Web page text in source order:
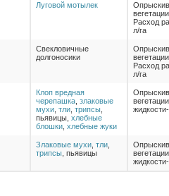
Луговой мотылек
Расход
л/га
Свекловичные
долгоносики
Расход
л/га
Клоп вредная
черепашка злаковые
мухи тли трипсы
пьявицы, хлебные
блошки хлебные жуки
Злаковые мухи тли
трипсы , пьявицы